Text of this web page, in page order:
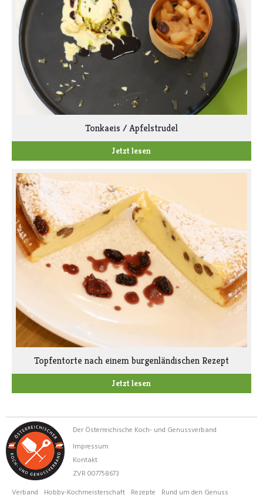
Tonkaeis / Apfelstrudel
Jetzt lesen
Topfentorte nach einem burgenländischen Rezept
Jetzt lesen
Der Österreichische Koch- und Genussverband
Impressum
Kontakt
ZVR 007758673
Verband
Hobby-Kochmeisterschaft Rezepte Rund um den Genuss